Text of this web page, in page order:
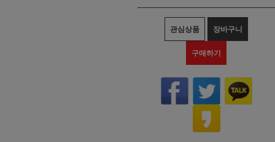
관심상품 장바구니
구매하기